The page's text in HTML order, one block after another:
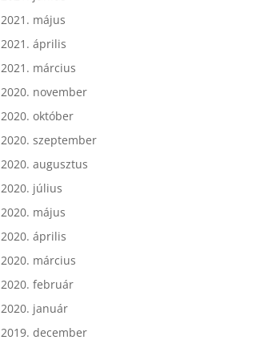
2021. május
2021. április
2021. március
2020. november
2020. október
2020. szeptember
2020. augusztus
2020. július
2020. május
2020. április
2020. március
2020. február
2020. január
2019. december